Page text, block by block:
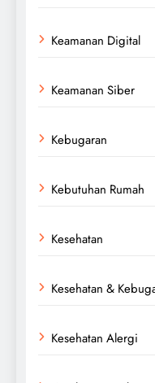
Keamanan Digital
Keamanan Siber
Kebugaran
Kebutuhan Rumah
Kesehatan
Kesehatan &
Kesehatan Alergi